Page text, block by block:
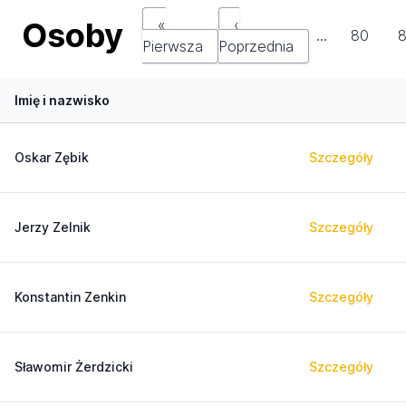
Osoby
«
Pierwsza
‹
Poprzednia
… 80
Imię i nazwisko
Oskar Zębik Szczegóły
Jerzy Zelnik Szczegóły
Konstantin Zenkin Szczegóły
Sławomir Żerdzicki Szczegóły